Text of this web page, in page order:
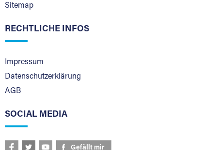
Sitemap
RECHTLICHE INFOS
Impressum
Datenschutzerklärung
AGB
SOCIAL MEDIA
Gefällt mir